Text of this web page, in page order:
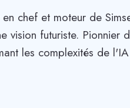
chef et moteur de
vision futuriste.
les complexités de